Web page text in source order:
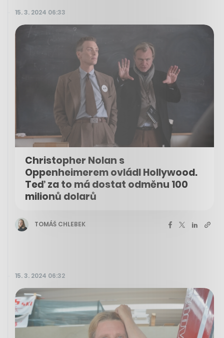
15. 3. 2024 06:33
Christopher Nolan s
Oppenheimerem ovládl Hollywood.
Teď za to má dostat odměnu 100
milionů dolarů
TOMÁŠ CHLEBEK
15. 3. 2024 06:32